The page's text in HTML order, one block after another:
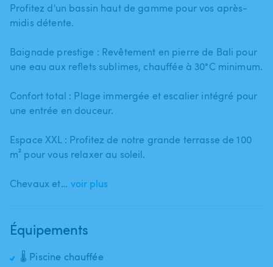
Profitez d'un bassin haut de gamme pour vos après-
midis détente.
Baignade prestige : Revêtement en pierre de Bali pour
une eau aux reflets sublimes​,​ chauffée à 30°C minimum.
Confort total : Plage immergée et escalier intégré pour
une entrée en douceur.
Espace XXL : Profitez de notre grande terrasse de 100
m² pour vous relaxer au soleil.
Chevaux et… voir plus
Équipements
🌡️ Piscine chauffée